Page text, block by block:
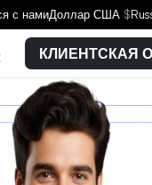
с намиДоллар США $
КЛИЕНТСКАЯ